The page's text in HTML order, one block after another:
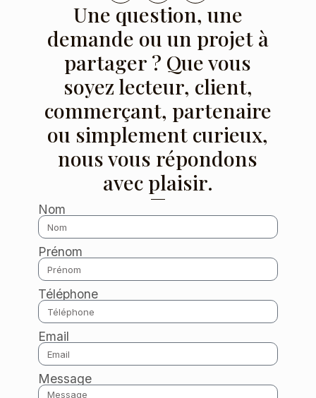
Une question, une
demande ou un projet à
partager ? Que vous
soyez lecteur, client,
commerçant, partenaire
ou simplement curieux,
nous vous répondons
avec plaisir.
Nom
Prénom
Téléphone
Email
Message